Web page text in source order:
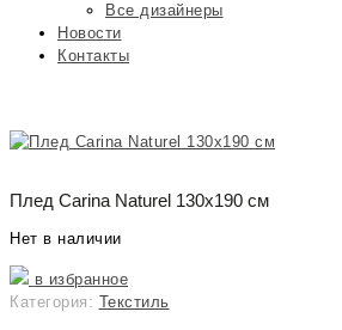
Все дизайнеры
Новости
Контакты
Плед Carina Naturel 130х190 см
Нет в наличии
в избранное
Категория: Текстиль